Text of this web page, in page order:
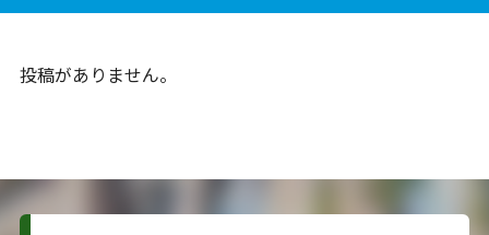
る
投稿がありません。